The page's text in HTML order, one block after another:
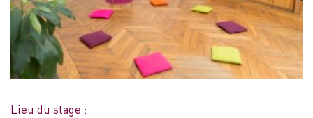
Lieu du stage :